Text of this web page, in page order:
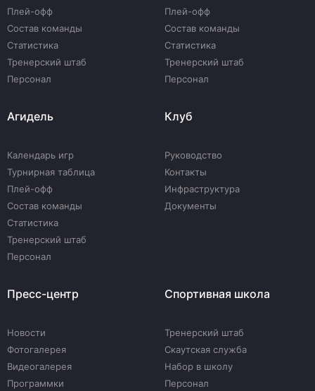
Плей-офф
Состав команды
Статистика
Тренерский штаб
Персонал
Плей-офф
Состав команды
Статистика
Тренерский штаб
Персонал
Агидель
Календарь игр
Турнирная таблица
Плей-офф
Состав команды
Статистика
Тренерский штаб
Персонал
Клуб
Руководство
Контакты
Инфраструктура
Документы
Пресс-центр
Новости
Фотогалерея
Видеогалерея
Программки
Спортивная школа
Тренерский штаб
Скаутская служба
Набор в школу
Персонал